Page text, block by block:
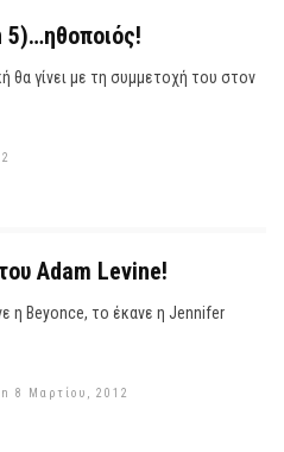
θα γίνει με τη συμμετοχή του στον
Adam Levine!
η Beyonce, το έκανε η Jennifer
8 Μαρτίου, 2012